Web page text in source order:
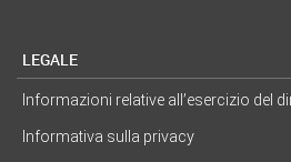
LEGALE
Informazioni relative all’esercizio del
Informativa sulla privacy